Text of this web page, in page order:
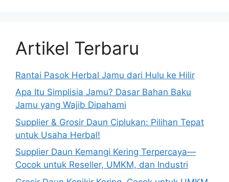
Artikel Terbaru
Rantai Pasok Herbal Jamu dari Hulu ke Hilir
Apa Itu Simplisia Jamu? Dasar Bahan Baku
Jamu yang Wajib Dipahami
Supplier & Grosir Daun Ciplukan: Pilihan Tepat
untuk Usaha Herbal!
Supplier Daun Kemangi Kering Terpercaya—
Cocok untuk Reseller, UMKM, dan Industri